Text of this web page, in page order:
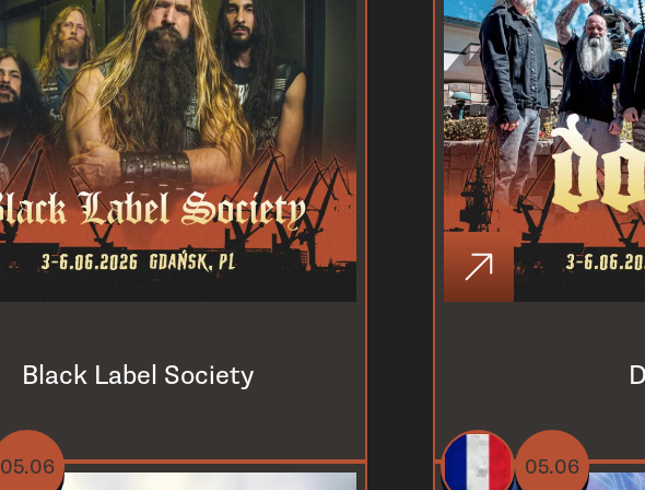
Black Label Society
05.06 05.06